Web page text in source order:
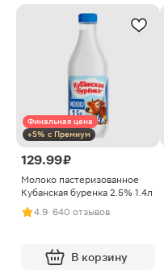
Финальная цена
+5% с Премиум
129.99 ₽
Молоко пастеризованное
Кубанская буренка 2.5% 1.4л
4.9· 640 отзывов
В корзину